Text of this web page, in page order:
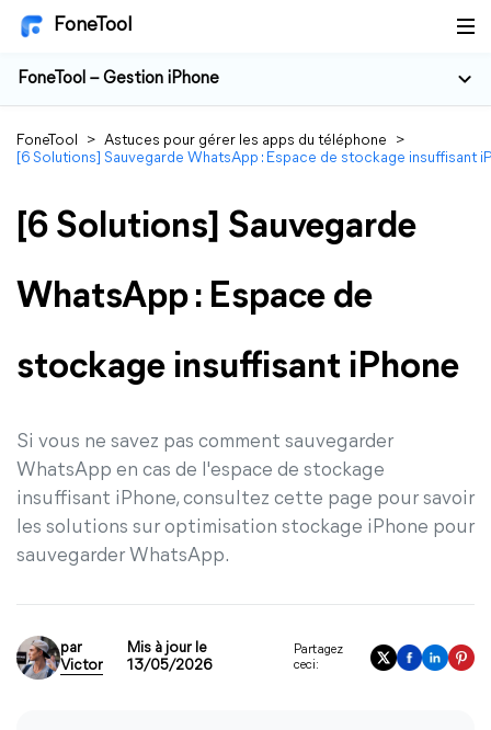
FoneTool
FoneTool – Gestion iPhone
FoneTool > Astuces pour gérer les apps du téléphone
>
[6 Solutions] Sauvegarde WhatsApp : Espace de stockage insuffisant
[6 Solutions] Sauvegarde
WhatsApp : Espace de
stockage insuffisant iPhone
Si vous ne savez pas comment sauvegarder
WhatsApp en cas de l'espace de stockage
insuffisant iPhone, consultez cette page pour savoir
les solutions sur optimisation stockage iPhone pour
sauvegarder WhatsApp.
par
Victor
Mis à jour le
13/05/2026
Partagez
ceci: